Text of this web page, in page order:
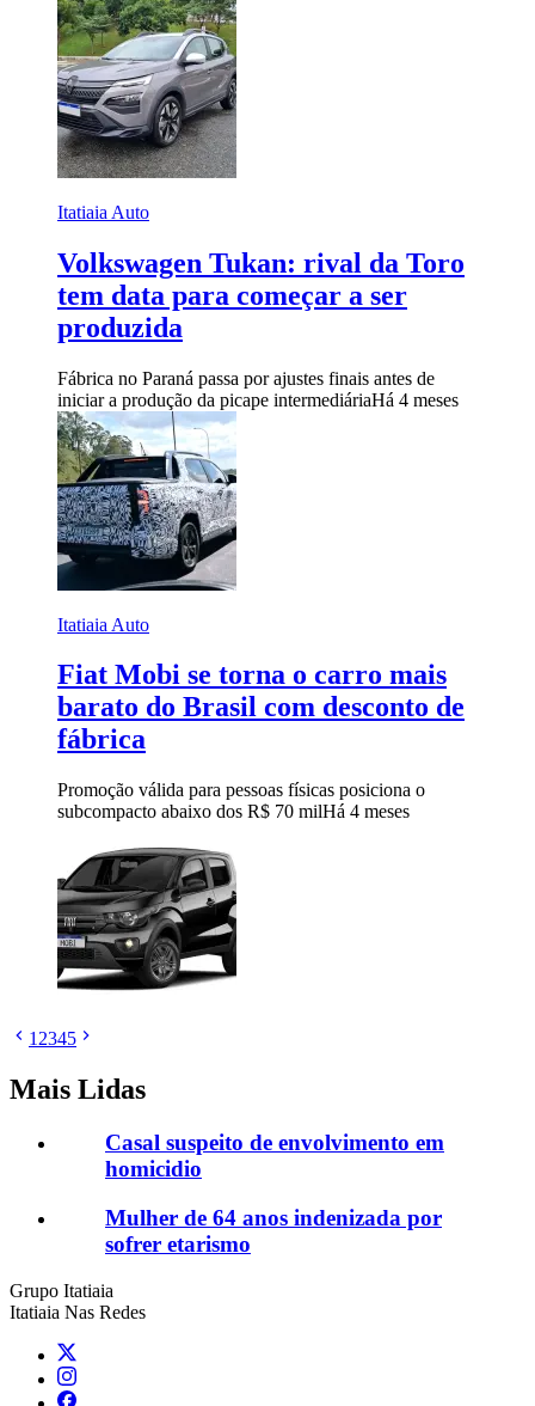
Itatiaia Auto
Volkswagen Tukan: rival da Toro
tem data para começar a ser
produzida
Fábrica no Paraná passa por ajustes finais antes de
iniciar a produção da picape intermediáriaHá 4 meses
Itatiaia Auto
Fiat Mobi se torna o carro mais
barato do Brasil com desconto de
fábrica
Promoção válida para pessoas físicas posiciona o
subcompacto abaixo dos R$ 70 milHá 4 meses
1 2345
Mais Lidas
Casal suspeito de envolvimento em
homicidio
Mulher de 64 anos indenizada por
sofrer etarismo
Grupo Itatiaia
Itatiaia Nas Redes